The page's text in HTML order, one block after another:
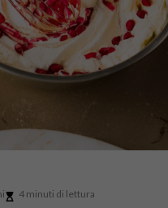
4 minuti di lettura